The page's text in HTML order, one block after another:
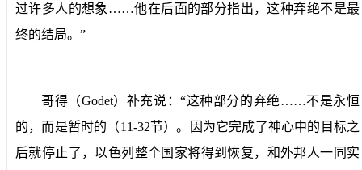
过许多人的想象……他在后面的部分指出，这种弃绝不是最
终的结局。”
哥得（Godet）补充说：“这种部分的弃绝……不是永恒
的，而是暂时的（11-32节）。因为它完成了神心中的目标之
后就停止了，以色列整个国家将得到恢复，和外邦人一同实